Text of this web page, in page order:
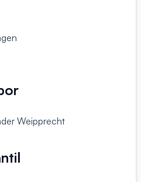
Weipprecht